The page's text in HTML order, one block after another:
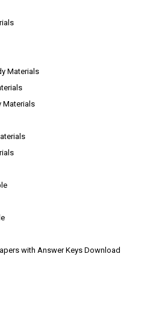
Materials
Materials
with Answer Keys Download